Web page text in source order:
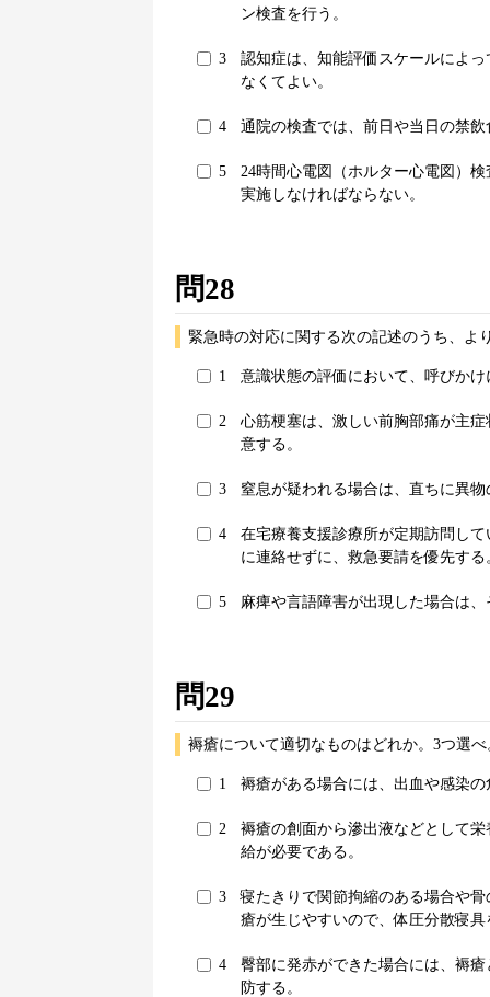
ン検査を行う。
3
認知症は、知能評価スケールによ
なくてよい。
4 通院の検査では、前日や当日の禁
5
24時間心電図（ホルター心電図）
実施しなければならない。
問28
緊急時の対応に関する次の記述のうち、よ
1 意識状態の評価において、呼びか
2
心筋梗塞は、激しい前胸部痛が主
意する。
3 窒息が疑われる場合は、直ちに異
4
在宅療養支援診療所が定期訪問し
に連絡せずに、救急要請を優先する
5 麻痺や言語障害が出現した場合は
問29
褥瘡について適切なものはどれか。3つ選べ
1 褥瘡がある場合には、出血や感染
2
褥瘡の創面から滲出液などとして
給が必要である。
3
寝たきりで関節拘縮のある場合や
瘡が生じやすいので、体圧分散寝
4
臀部に発赤ができた場合には、褥
防する。